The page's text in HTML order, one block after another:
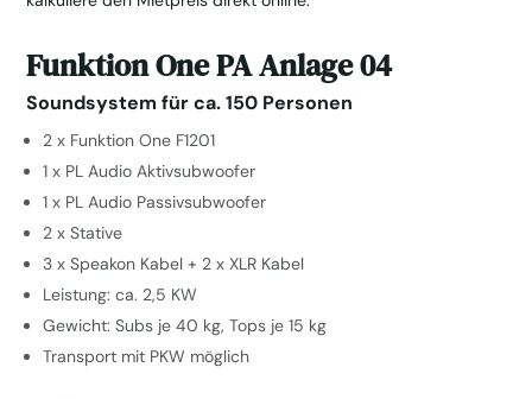
Funktion One PA Anlage 04
Soundsystem für ca. 150 Personen
2 x Funktion One F1201
1 x PL Audio Aktivsubwoofer
1 x PL Audio Passivsubwoofer
2 x Stative
3 x Speakon Kabel + 2 x XLR Kabel
Leistung: ca. 2,5 KW
Gewicht: Subs je 40 kg, Tops je 15 kg
Transport mit PKW möglich